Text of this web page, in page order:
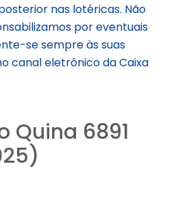
nas lotéricas. Não
por eventuais
se sempre às suas
canal eletrônico da Caixa
Quina 6891